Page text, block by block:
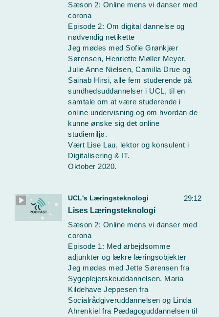
Sæson 2: Online mens vi danser med
corona
Episode 2: Om digital dannelse og
nødvendig netikette
Jeg mødes med Sofie Grønkjær
Sørensen, Henriette Møller Meyer,
Julie Anne Nielsen, Camilla Drue og
Sainab Hirsi, alle fem studerende på
sundhedsuddannelser i UCL, til en
samtale om at være studerende i
online undervisning og om hvordan de
kunne ønske sig det online
studiemiljø.
Vært Lise Lau, lektor og konsulent i
Digitalisering & IT.
Oktober 2020.
29:12
UCL's Læringsteknologi
Lises Læringsteknologi
Sæson 2: Online mens vi danser med
corona
Episode 1: Med arbejdsomme
adjunkter og lækre læringsobjekter
Jeg mødes med Jette Sørensen fra
Sygeplejerskeuddannelsen, Maria
Kildehave Jeppesen fra
Socialrådgiveruddannelsen og Linda
Ahrenkiel fra Pædagoguddannelsen til